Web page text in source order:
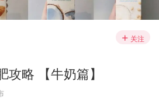
关注
略 【牛奶篇】